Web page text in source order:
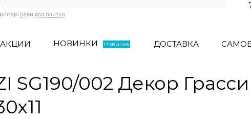
Клей для плитки
АКЦИИ НОВИНКИ Новинка ДОСТАВКА
SG190/002 Декор